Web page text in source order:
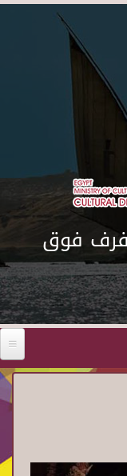
Skip to main content
فوق